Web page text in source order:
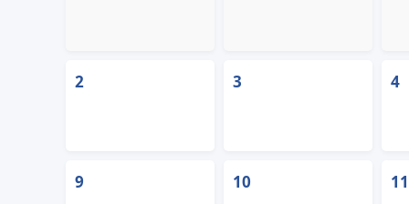
2 3 4
9 10 11